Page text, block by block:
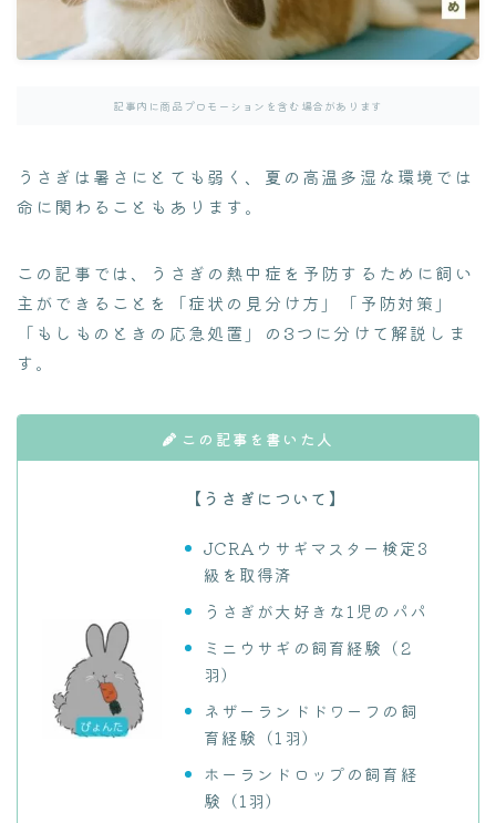
よくある質問集
病院探し
通院ガイド記事内に商品プロモーションを含む場合があります
うさぎは暑さにとても弱く、夏の高温多湿な環境では
命に関わることもあります。
この記事では、うさぎの熱中症を予防するために飼い
主ができることを「症状の見分け方」「予防対策」
「もしものときの応急処置」の3つに分けて解説しま
す。
この記事を書いた人
【 うさぎについて】
JCRAウサギマスター検定3
級を取得済
うさぎが大好きな1児のパパ
ミニウサギの飼育経験（2
羽）
ネザーランドドワーフの飼
育経験（1羽）
ホーランドロップの飼育経
験（1羽）